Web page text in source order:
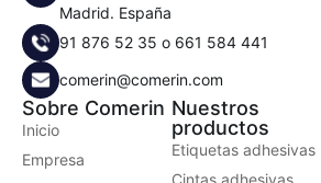
Madrid. España
91 876 52 35 o 661 584 441
comerin@comerin.com
Sobre Comerin
Inicio
Empresa
Nuestros
productos
Etiquetas adhesivas
Cintas adhesivas